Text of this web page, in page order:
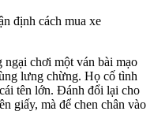
định cách mua xe
ngại chơi một ván bài mạo
lưng chừng. Họ cố tình
tên lớn. Đánh đổi lại cho
giấy, mà để chen chân vào